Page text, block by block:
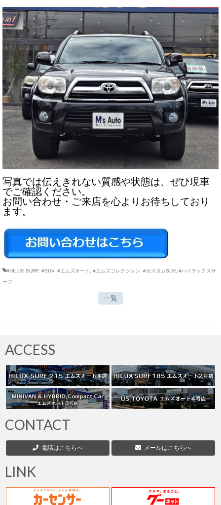
写真では伝えきれない質感や状態は、ぜひ現車
でご確認ください。
お問い合わせ・ご来店を心よりお待ちしており
ます。
#HILUX SURF, #SUV, #エムズオート #エムズコレクション #カスタムSUV, #ハイラックスサ
ーフ
一覧
ACCESS
CONTACT
電話はこちらへ メールはこちらへ
LINK